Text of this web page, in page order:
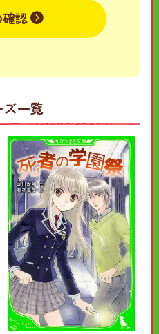
認
ズ一覧